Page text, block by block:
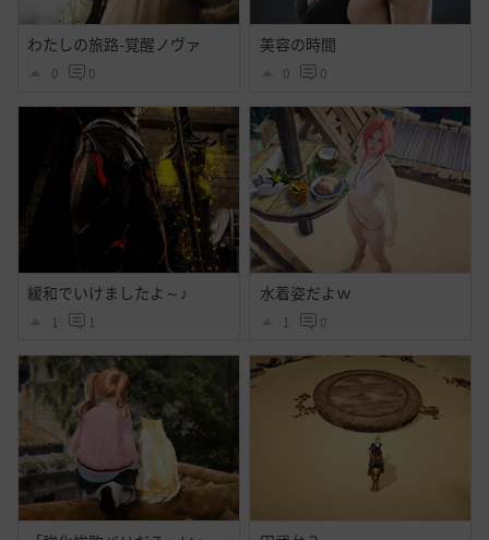
わたしの旅路-覚醒ノヴァ
0 0
美容の時間
0 0
緩和でいけましたよ～♪
1 1
水着姿だよｗ
1 0